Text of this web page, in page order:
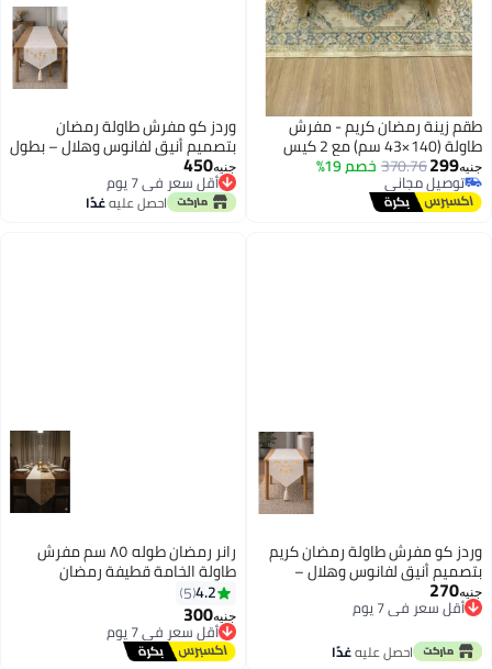
طقم زينة رمضان كريم - مفرش
طاولة (140×43 سم) مع 2 كيس
خدادية (43×43 سم) - ديكور
رمضاني مميز للمنزل
جنيه299
370.76خصم 19%
توصيل مجاني
توصيل مجاني
وردز كو مفرش طاولة رمضان
بتصميم أنيق لفانوس وهلال – بطول
192 سم، ديكور احتفالي فاخر
بمظهر الكتان – تصميم حيادي
بسيط مثالي لتجمعات الإفطار
جنيه450
أقل سعر في 7 يوم
أقل سعر في 7 يوماحصل عليهغدًا
وردز كو مفرش طاولة رمضان كريم
بتصميم أنيق لفانوس وهلال –
ديكور احتفالي بلون بيج حيادي
بمظهر الكتان، مقاس 90 × 33 سم
جنيه270
أقل سعر في 7 يوم
أقل سعر في 7 يوم
احصل عليهغدًا
رانر رمضان طوله ٨٥ سم مفرش
طاولة الخامة قطيفة رمضان
4.2
5
جنيه300
أقل سعر في 7 يوم
توصيل مجاني
أقل سعر في 7 يوم